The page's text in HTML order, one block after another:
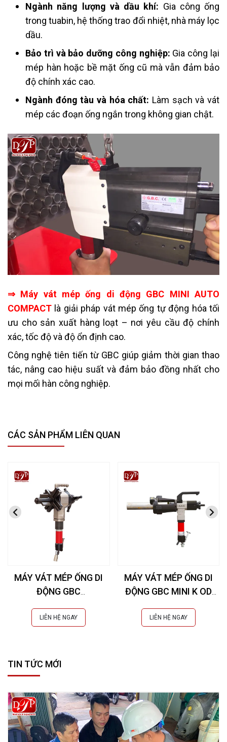
Ngành năng lượng và dầu khí: Gia công ống
trong tuabin, hệ thống trao đổi nhiệt, nhà máy lọc
dầu.
Bảo trì và bảo dưỡng công nghiệp: Gia công lại
mép hàn hoặc bề mặt ống cũ mà vẫn đảm bảo
độ chính xác cao.
Ngành đóng tàu và hóa chất: Làm sạch và vát
mép các đoạn ống ngắn trong không gian chật.
⇒ Máy vát mép ống di động GBC MINI AUTO
COMPACT là giải pháp vát mép ống tự động hóa tối
ưu cho sản xuất hàng loạt – nơi yêu cầu độ chính
xác, tốc độ và độ ổn định cao.
Công nghệ tiên tiến từ GBC giúp giảm thời gian thao
tác, nâng cao hiệu suất và đảm bảo đồng nhất cho
mọi mối hàn công nghiệp.
CÁC SẢN PHẨM LIÊN QUAN
MÁY VÁT MÉP ỐNG DI
ĐỘNG GBC
207 mm)
LIÊN HỆ NGAY
MÁY VÁT MÉP ỐNG DI
ĐỘNG GBC MINI K OD
LIÊN HỆ NGAY
TIN TỨC MỚI